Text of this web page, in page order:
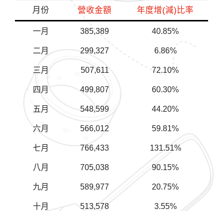
月份 營收金額 年度增(減)比率
一月 385,389 40.85%
二月 299,327 6.86%
三月 507,611 72.10%
四月 499,807 60.30%
五月 548,599 44.20%
六月 566,012 59.81%
七月 766,433 131.51%
八月 705,038 90.15%
九月 589,977 20.75%
十月 513,578 3.55%